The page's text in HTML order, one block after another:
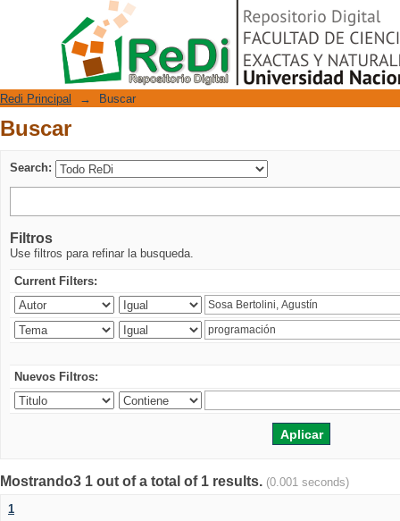
Repositorio Digital
Redi Principal → Buscar
Buscar
Search:
Filtros
Use filtros para refinar la busqueda.
Current Filters:
Nuevos Filtros:
Mostrando3 1 out of a total of 1 results. (0.001 seconds)
1